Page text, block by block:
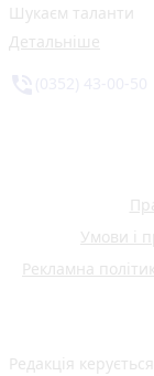
Шукаєм таланти
Детальніше
Умови і
Рекламна
Редакція